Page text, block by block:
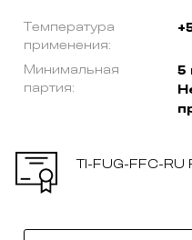
Температура
применения:
Минимальная
партия:
5
TI-FUG-FFC-RU